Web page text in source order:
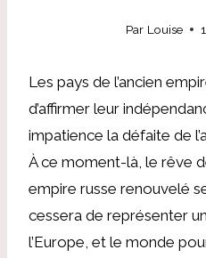
Par Louise
Les pays de l’ancien
d’affirmer leur
impatience la défaite de
À ce moment-là, le rêve
empire russe renouvelé
cessera de représenter
l’Europe, et le monde